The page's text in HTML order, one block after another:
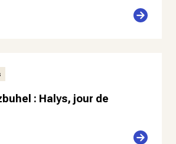
: Halys, jour de